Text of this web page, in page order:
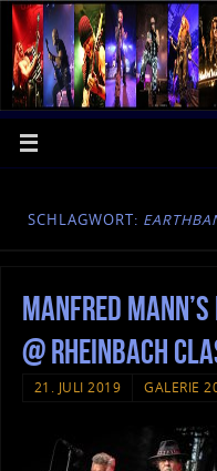
SCHLAGWORT:
Manfred
@ Rheinbach
21. JULI 2019 GALERIE